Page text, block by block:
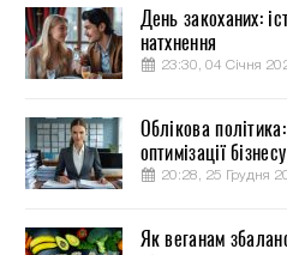
День закоханих:
натхнення
23:30, 04 Січня
Облікова
оптимізації бізнесу
20:28, 25 Грудня
Як веганам